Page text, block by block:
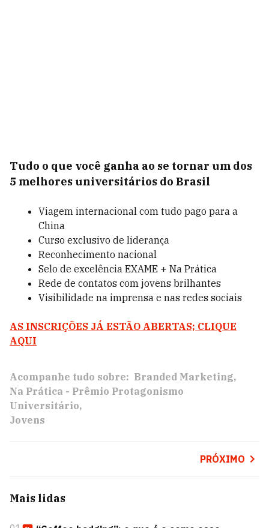
Tudo o que você ganha ao se tornar um dos
5 melhores universitários do Brasil
Viagem internacional com tudo pago para a
China
Curso exclusivo de liderança
Reconhecimento nacional
Selo de excelência EXAME + Na Prática
Rede de contatos com jovens brilhantes
Visibilidade na imprensa e nas redes sociais
AS INSCRIÇÕES JÁ ESTÃO ABERTAS; CLIQUE
AQUI
Acompanhe tudo sobre: Branded Marketing
Na Prática - Prêmio Protagonismo
Universitário
Jovens
PRÓXIMO
Mais lidas